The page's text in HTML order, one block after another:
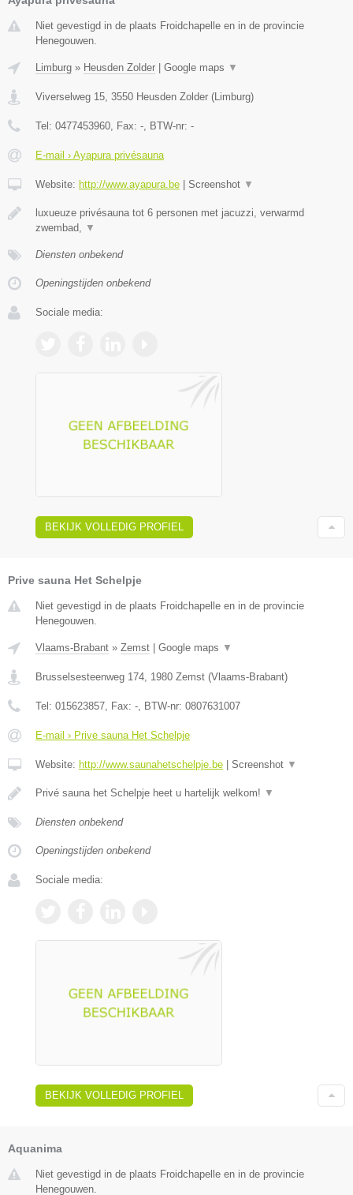
Niet gevestigd in de plaats Froidchapelle en in de provincie
Henegouwen.
Limburg » Heusden Zolder | Google maps ▼
Viverselweg 15 3550 Heusden Zolder (Limburg)
Tel: 0477453960 , Fax: - , BTW-nr: -
E-mail › Ayapura privésauna
Website: http://www.ayapura.be | Screenshot ▼
luxueuze privésauna tot 6 personen met jacuzzi, verwarmd
zwembad,
▼
Diensten onbekend
Openingstijden onbekend
Sociale media:
BEKIJK VOLLEDIG PROFIEL
Prive sauna Het Schelpje
Niet gevestigd in de plaats Froidchapelle en in de provincie
Henegouwen.
Vlaams-Brabant » Zemst Google maps ▼
Brusselsesteenweg 174, 1980 Zemst (Vlaams-Brabant)
Tel: 015623857, Fax: -, BTW-nr: 0807631007
E-mail › Prive sauna Het Schelpje
Website: http://www.saunahetschelpje.be Screenshot ▼
Privé sauna het Schelpje heet u hartelijk welkom! ▼
Diensten onbekend
Openingstijden onbekend
Sociale media:
BEKIJK VOLLEDIG PROFIEL
Aquanima
Niet gevestigd in de plaats Froidchapelle en in de provincie
Henegouwen.